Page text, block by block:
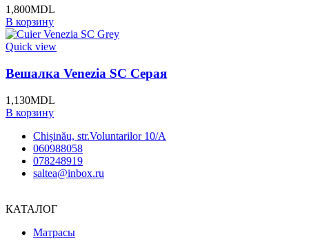
1,800MDL
В корзину
Quick view
Вешалка Venezia SC Серая
1,130MDL
В корзину
Chișinău, str.Voluntarilor 10/A
060988058
078248919
saltea@inbox.ru
КАТАЛОГ
Матрасы